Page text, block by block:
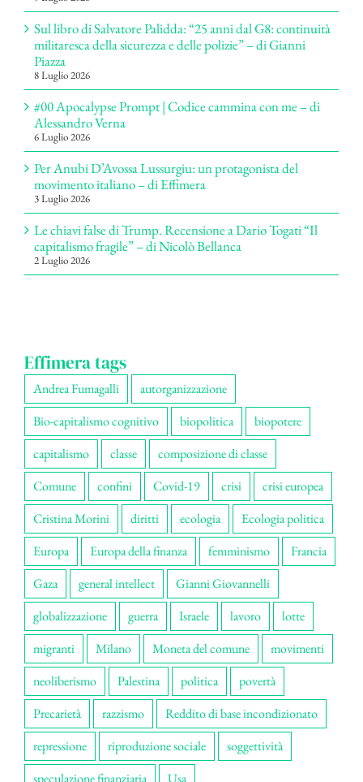
Sul libro di Salvatore Palidda: “25 anni dal G8: continuità
militaresca della sicurezza e delle polizie” – di Gianni
Piazza
8 Luglio 2026
#00 Apocalypse Prompt | Codice cammina con me – di
Alessandro Verna
6 Luglio 2026
Per Anubi D’Avossa Lussurgiu: un protagonista del
movimento italiano – di Effimera
3 Luglio 2026
Le chiavi false di Trump. Recensione a Dario Togati “Il
capitalismo fragile” – di Nicolò Bellanca
2 Luglio 2026
Effimera tags
Andrea Fumagalli
autorganizzazione
Bio-capitalismo cognitivo
biopolitica
biopotere
capitalismo
classe
composizione di classe
Comune
confini Covid-19 crisi
crisi europea
Cristina Morini
diritti ecologia
Ecologia politica
Europa
Europa della finanza femminismo
Francia
Gaza
general intellect
Gianni Giovannelli
globalizzazione
guerra Israele lavoro
lotte
migranti
Milano Moneta del comune
movimenti
neoliberismo
Palestina politica
povertà
Precarietà
razzismo
Reddito di base incondizionato
repressione
riproduzione sociale
soggettività
speculazione finanziaria
Usa